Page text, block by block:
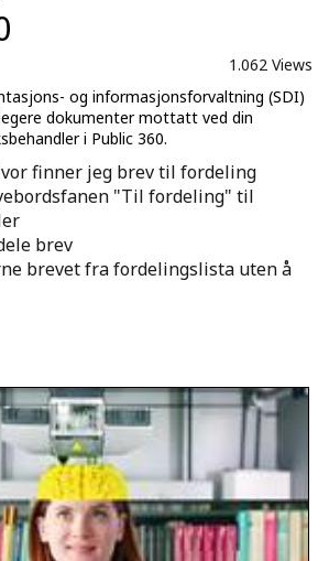
1.062 Views
og informasjonsforvaltning (SDI)
dokumenter mottatt ved din
i Public 360.
finner jeg brev til fordeling
"Til fordeling" til
brev
brevet fra fordelingslista uten å